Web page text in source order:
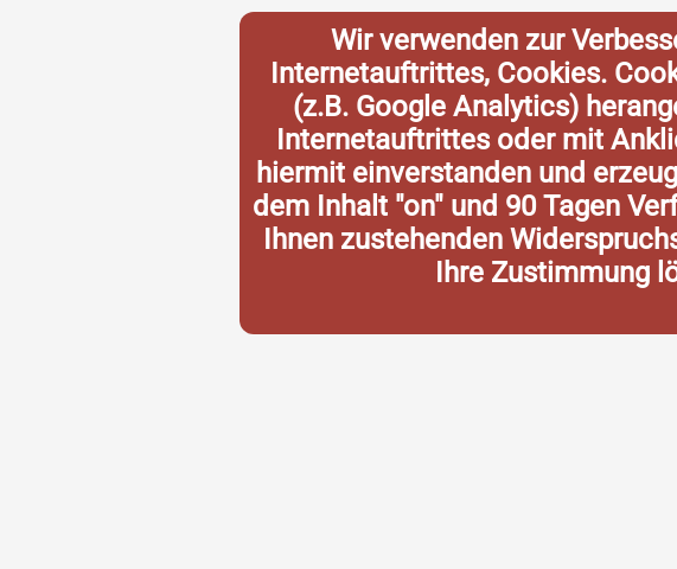
Wir verwenden zur
Internetauftrittes, Cookies.
(z.B. Google Analytics)
Internetauftrittes oder mit
hiermit einverstanden und
dem Inhalt "on" und 90 Tagen
Ihnen zustehenden
Ihre Zustimmung